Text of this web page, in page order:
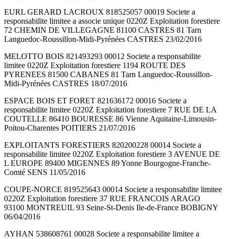
EURL GERARD LACROUX 818525057 00019 Societe a
responsabilite limitee a associe unique 0220Z Exploitation forestiere
72 CHEMIN DE VILLEGAGNE 81100 CASTRES 81 Tarn
Languedoc-Roussillon-Midi-Pyrénées CASTRES 23/02/2016
MELOTTO BOIS 821493293 00012 Societe a responsabilite
limitee 0220Z Exploitation forestiere 1194 ROUTE DES
PYRENEES 81500 CABANES 81 Tarn Languedoc-Roussillon-
Midi-Pyrénées CASTRES 18/07/2016
ESPACE BOIS ET FORET 821636172 00016 Societe a
responsabilite limitee 0220Z Exploitation forestiere 7 RUE DE LA
COUTELLE 86410 BOURESSE 86 Vienne Aquitaine-Limousin-
Poitou-Charentes POITIERS 21/07/2016
EXPLOITANTS FORESTIERS 820200228 00014 Societe a
responsabilite limitee 0220Z Exploitation forestiere 3 AVENUE DE
L EUROPE 89400 MIGENNES 89 Yonne Bourgogne-Franche-
Comté SENS 11/05/2016
COUPE-NORCE 819525643 00014 Societe a responsabilite limitee
0220Z Exploitation forestiere 37 RUE FRANCOIS ARAGO
93100 MONTREUIL 93 Seine-St-Denis Ile-de-France BOBIGNY
06/04/2016
AYHAN 538608761 00028 Societe a responsabilite limitee a